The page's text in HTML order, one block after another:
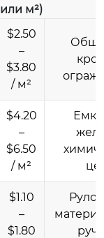
или м²)
$2.50
–
$3.80
/ м²
$4.20
–
$6.50
/ м²
$1.10
–
$1.80